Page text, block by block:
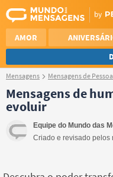
AMOR
REFLEXÃO
NAMORO
Mensagens Mensagens de
Mensagens de
evoluir
Equipe do Mundo das
Criado e revisado pelos